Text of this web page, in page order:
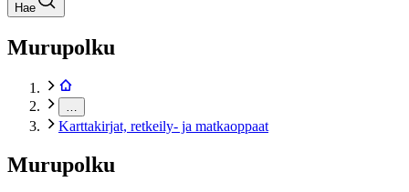
Hae
Murupolku
Karttakirjat, retkeily- ja matkaoppaat
Murupolku